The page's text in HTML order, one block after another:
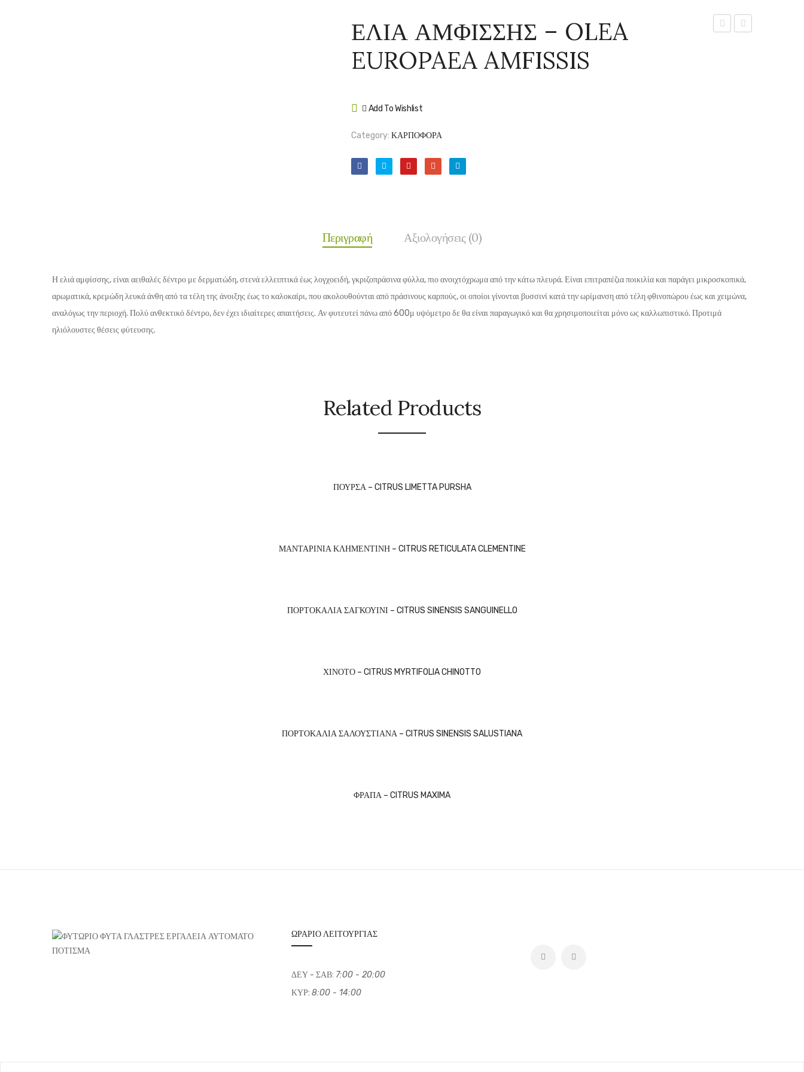
ΕΛΙΑ ΑΜΦΙΣΣΗΣ – OLEA
EUROPAEA AMFISSIS
Add To Wishlist
Category: ΚΑΡΠΟΦΟΡΑ
Περιγραφή Αξιολογήσεις (0)
Η ελιά αμφίσσης, είναι αειθαλές δέντρο με δερματώδη, στενά ελλειπτικά έως λογχοειδή, γκριζοπράσινα φύλλα, πιο ανοιχτόχρωμα από την κάτω πλευρά. Είναι επιτραπέζια ποικιλία και παράγει μικροσκοπικά,
αρωματικά, κρεμώδη λευκά άνθη από τα τέλη της άνοιξης έως το καλοκαίρι, που ακολουθούνται από πράσινους καρπούς, οι οποίοι γίνονται βυσσινί κατά την ωρίμανση από τέλη φθινοπώρου έως και χειμώνα,
αναλόγως την περιοχή. Πολύ ανθεκτικό δέντρο, δεν έχει ιδιαίτερες απαιτήσεις. Αν φυτευτεί πάνω από 600μ υψόμετρο δε θα είναι παραγωγικό και θα χρησιμοποιείται μόνο ως καλλωπιστικό. Προτιμά
ηλιόλουστες θέσεις φύτευσης.
Related Products
ΠΟΥΡΣΑ – CITRUS LIMETTA PURSHA
ΜΑΝΤΑΡΙΝΙΑ ΚΛΗΜΕΝΤΙΝΗ – CITRUS RETICULATA CLEMENTINE
ΠΟΡΤΟΚΑΛΙΑ ΣΑΓΚΟΥΙΝΙ – CITRUS SINENSIS SANGUINELLO
ΧΙΝΟΤΟ – CITRUS MYRTIFOLIA CHINOTTO
ΠΟΡΤΟΚΑΛΙΑ ΣΑΛΟΥΣΤΙΑΝΑ – CITRUS SINENSIS SALUSTIANA
ΦΡΑΠΑ – CITRUS MAXIMA
ΩΡΆΡΙΟ ΛΕΙΤΟΥΡΓΊΑΣ
ΔΕΥ - ΣΑΒ: 7:00 - 20:00
ΚΥΡ: 8:00 - 14:00